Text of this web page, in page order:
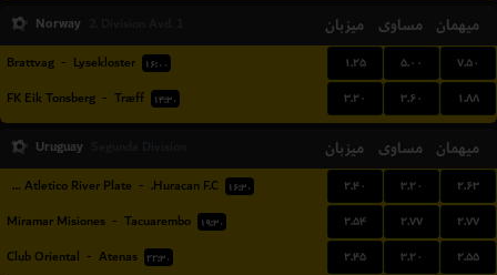
Norway میزبان مساوی میهمان
Brattvag - Lysekloster ۱۶:۰۰ ۱.۲۵ ۵.۰۰ ۷.۵۰
FK Eik Tonsberg - Træff ۱۴:۳۰ ۳.۲۰ ۳.۶۰ ۱.۸۸
Uruguay میزبان مساوی میهمان
Club Atletico River Plate - Huracan F.C. ۱۶:۳۰ ۲.۴۰ ۳.۲۰ ۲.۶۳
Miramar Misiones - Tacuarembo ۱۹:۳۰ ۲.۵۴ ۲.۷۷ ۲.۷۷
Club Oriental - Atenas ۲۲:۳۰ ۲.۴۵ ۳.۲۰ ۲.۵۵